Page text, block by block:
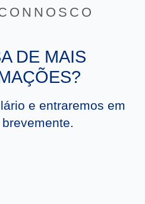
DE MAIS
e entraremos em